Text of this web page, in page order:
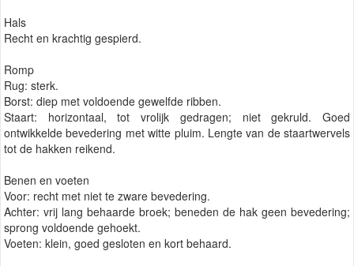
Hals
Recht en krachtig gespierd.
Romp
Rug: sterk.
Borst: diep met voldoende gewelfde ribben.
Staart: horizontaal, tot vrolijk gedragen; niet gekruld. Goed
ontwikkelde bevedering met witte pluim. Lengte van de staartwervels
tot de hakken reikend.
Benen en voeten
Voor: recht met niet te zware bevedering.
Achter: vrij lang behaarde broek; beneden de hak geen bevedering;
sprong voldoende gehoekt.
Voeten: klein, goed gesloten en kort behaard.